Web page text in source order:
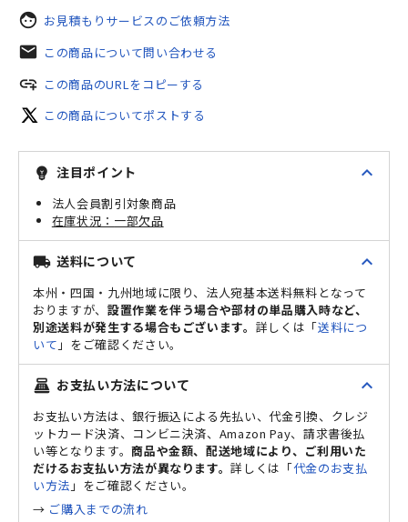
face お見積もりサービスのご依頼方法
mail この商品について問い合わせる
add_link この商品のURLをコピーする
この商品についてポストする
emoji_objects 注目ポイント expand_less
法人会員割引対象商品
一部欠品
local_shipping 送料について expand_less
本州・四国・九州地域に限り、法人宛基本送料無料となって
おりますが、 設置作業を伴う場合や部材の単品購入時など、
別途送料が発生する場合もございます。 詳しくは「送料につ
いて 」をご確認ください。
point_of_sale お支払い方法について expand_less
お支払い方法は、銀行振込による先払い、代金引換、クレジ
ットカード決済、コンビニ決済、Amazon Pay、請求書後払
い等となります。商品や金額、配送地域により、ご利用いた
だけるお支払い方法が異なります。詳しくは「代金のお支払
い方法 」をご確認ください。
→ ご購入までの流れ